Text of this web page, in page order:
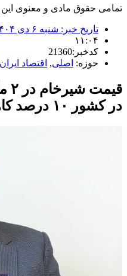
تمامی حقوق مادی و معنوی این وب سایت متعلق به اقتصاد 120
تاریخ خبر: شنبه ۶ دی ۱۴۰۴
۱۱:۰۴
کدخبر:21360
حوزه: اصلی, اقتصاد ایران
در کشور ۱۰ درصد کاهش داده است